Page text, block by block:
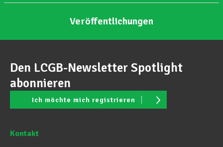
Veröffentlichungen
Den LCGB-Newsletter Spotlight
abonnieren
Ich möchte mich registrieren
Kontakt